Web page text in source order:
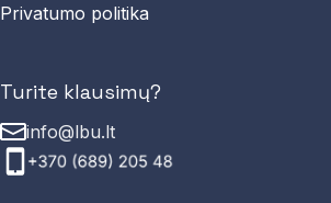
Privatumo politika
Turite klausimų?
info@lbu.lt